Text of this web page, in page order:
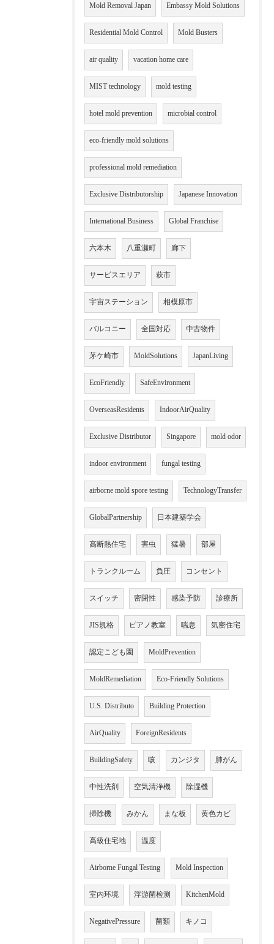
Mold Removal Japan Embassy Mold Solutions
Residential Mold Control Mold Busters
air quality vacation home care
MIST technology mold testing
hotel mold prevention microbial control
eco-friendly mold solutions
professional mold remediation
Exclusive Distributorship Japanese Innovation
International Business Global Franchise
六本木 八重瀬町 廊下
サービスエリア 萩市
宇宙ステーション 相模原市
バルコニー 全国対応 中古物件
茅ケ崎市 MoldSolutions JapanLiving
EcoFriendly SafeEnvironment
OverseasResidents IndoorAirQuality
Exclusive Distributor Singapore mold odor
indoor environment fungal testing
airborne mold spore testing TechnologyTransfer
GlobalPartnership 日本建築学会
高断熱住宅 害虫 猛暑 部屋
トランクルーム 負圧 コンセント
スイッチ 密閉性 感染予防 診療所
JIS規格 ピアノ教室 喘息 気密住宅
認定こども園 MoldPrevention
MoldRemediation Eco-Friendly Solutions
U.S. Distributo Building Protection
AirQuality ForeignResidents
BuildingSafety 咳 カンジタ 肺がん
中性洗剤 空気清浄機 除湿機
掃除機 みかん まな板 黄色カビ
高級住宅地 温度
Airborne Fungal Testing Mold Inspection
室内环境 浮游菌检测 KitchenMold
NegativePressure 菌類 キノコ